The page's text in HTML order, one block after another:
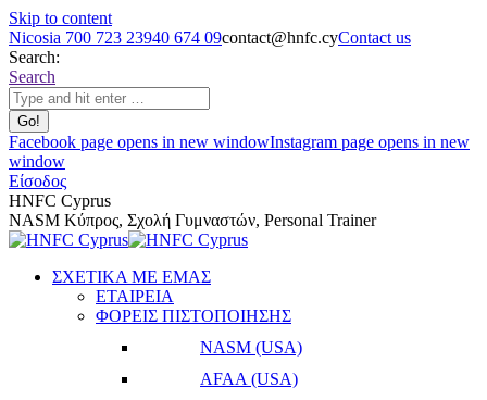
Skip to content
Nicosia 700 723 23940 674 09contact@hnfc.cyContact us
Search:
Search
Facebook page opens in new windowInstagram page opens in new
window
Είσοδος
HNFC Cyprus
NASM Κύπρος, Σχολή Γυμναστών, Personal Trainer
ΣΧΕΤΙΚΑ ΜΕ ΕΜΑΣ
ΕΤΑΙΡΕΙΑ
ΦΟΡΕΙΣ ΠΙΣΤΟΠΟΙΗΣΗΣ
NASM (USA)
AFAA (USA)